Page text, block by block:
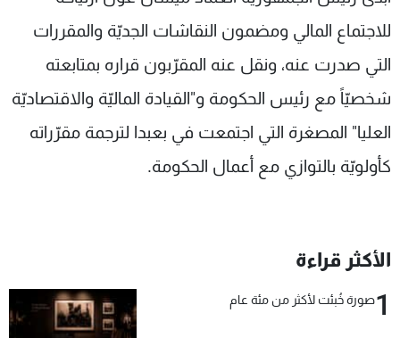
للاجتماع المالي ومضمون النقاشات الجديّة والمقررات
التي صدرت عنه، ونقل عنه المقرّبون قراره بمتابعته
شخصيّاً مع رئيس الحكومة و"القيادة الماليّة والاقتصاديّة
العليا" المصغرة التي اجتمعت في بعبدا لترجمة مقرّراته
كأولويّة بالتوازي مع أعمال الحكومة.
الأكثر قراءة
1صورة خُبئت لأكثر من مئة عام
شاهد البرامج
الترددات
عن MTV
لاعلاناتكم
وظائف
شروط الإسـتخدام
سياسة الخصوصية